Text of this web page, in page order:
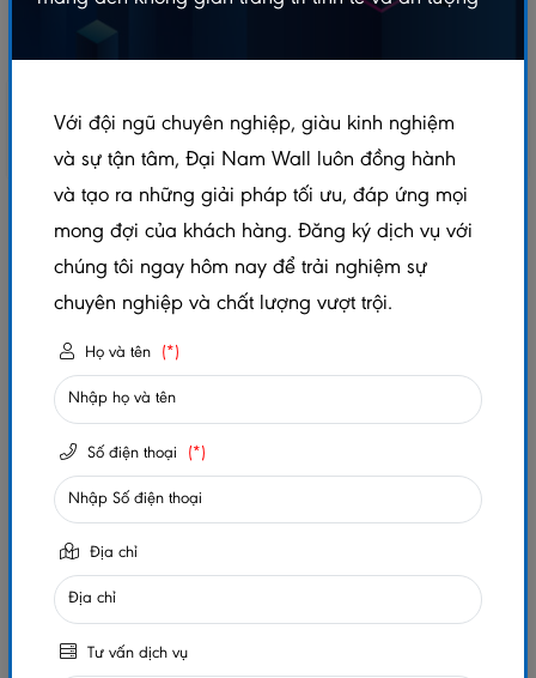
THANH ỐP ĐA NĂNG GREY - TODN140X2200
5.0/5 (1 đánh giá) | 0 đã bán
Xem thêm thuộc tính sản phẩm
Trạng thái: Còn hàng
Số lần xem: 480
0984032156
MUA NGAY
GIAO HÀNG COD TOÀN QUỐC
Với đội ngũ chuyên nghiệp, giàu kinh nghiệm
và sự tận tâm, Đại Nam Wall luôn đồng hành
và tạo ra những giải pháp tối ưu, đáp ứng mọi
mong đợi của khách hàng. Đăng ký dịch vụ với
chúng tôi ngay hôm nay để trải nghiệm sự
chuyên nghiệp và chất lượng vượt trội.
Họ và tên (*)
Số điện thoại (*)
Địa chỉ
Tư vấn dịch vụ